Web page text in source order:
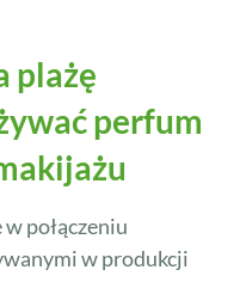
plażę
perfum
połączeniu
w produkcji